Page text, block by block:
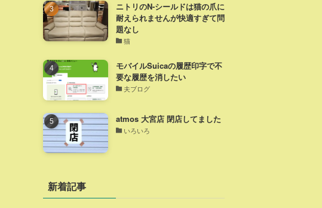
ニトリのN-シールドは猫の爪に
耐えられませんが快適すぎて問
題なし
猫
モバイルSuicaの履歴印字で不
要な履歴を消したい
夫ブログ
atmos 大宮店 閉店してました
いろいろ
新着記事